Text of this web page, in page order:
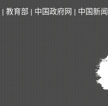
| 教育部 | 中国政府网 | 中国新